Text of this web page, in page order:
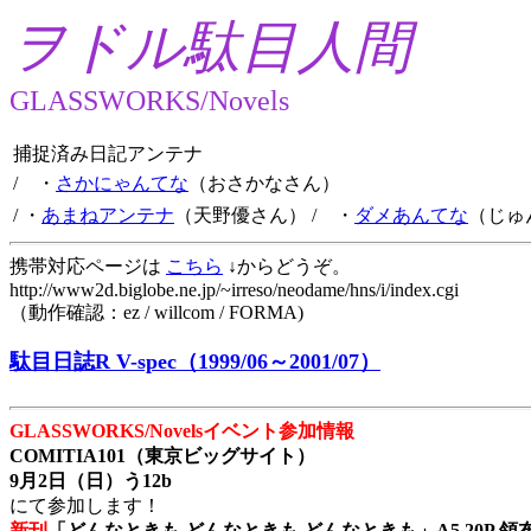
ヲドル駄目人間
GLASSWORKS/Novels
捕捉済み日記アンテナ
/ ・ さかにゃんてな （おさかなさん）
/ ・ あまねアンテナ （天野優さん） / ・ ダメあんてな （じ
携帯対応ページは こちら ↓からどうぞ。
http://www2d.biglobe.ne.jp/~irreso/neodame/hns/i/index.cgi
（動作確認：ez / willcom / FORMA)
駄目日誌R V-spec（1999/06～2001/07）
GLASSWORKS/Novelsイベント参加情報
COMITIA101（東京ビッグサイト）
9月2日（日）う12b
にて参加します！